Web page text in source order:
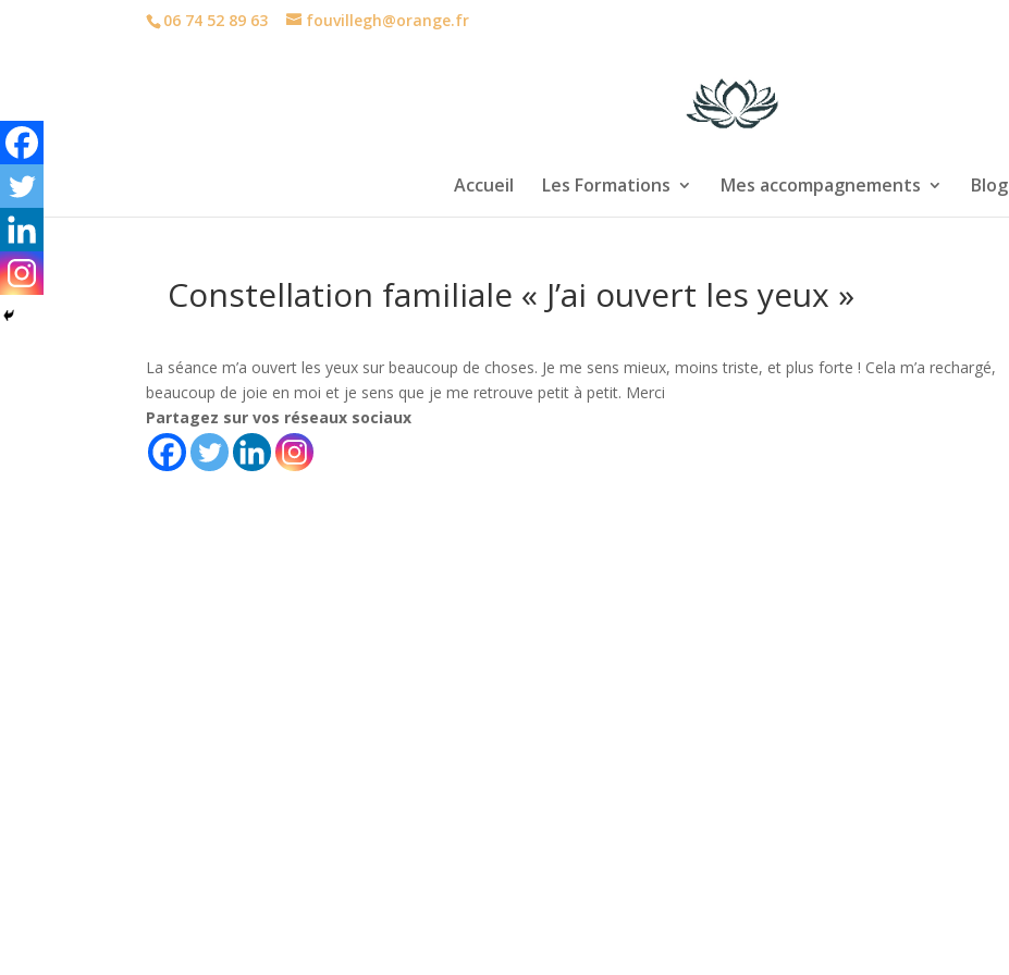
06 74 52 89 63 fouvillegh@orange.fr
Accueil Les Formations Mes accompagnements Blog
Constellation familiale « J’ai ouvert les yeux »
La séance m’a ouvert les yeux sur beaucoup de choses. Je me sens mieux, moins triste, et plus forte ! Cela m’a rechargé,
beaucoup de joie en moi et je sens que je me retrouve petit à petit. Merci
Partagez sur vos réseaux sociaux